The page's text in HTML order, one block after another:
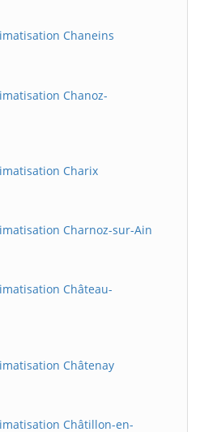
Chaneins
Chanoz-
Charix
Charnoz-sur-Ain
Château-
Châtenay
Châtillon-en-